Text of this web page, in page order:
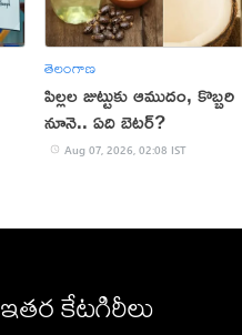
తెలంగాణ
పిల్లల జుట్టుకు ఆముదం, కొబ్బరి
నూనె.. ఏది బెటర్?
Aug 07, 2026, 02:08 IST
ఇతర కేటగిరీలు